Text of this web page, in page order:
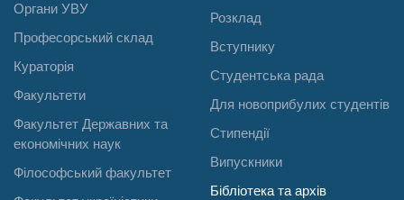
Органи УВУ
Професорський склад
Кураторія
Факультети
Факультет Державних та
економічних наук
Філософський факультет
Розклад
Вступнику
Студентська рада
Для новоприбулих студентів
Стипендії
Випускники
Бібліотека та архів